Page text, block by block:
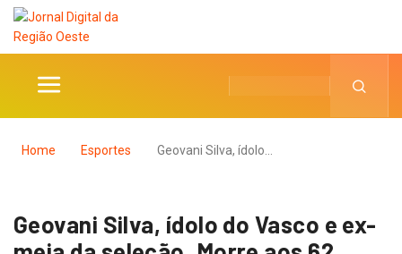
Home Esportes Geovani Silva, ídolo…
Geovani Silva, ídolo do Vasco e ex-